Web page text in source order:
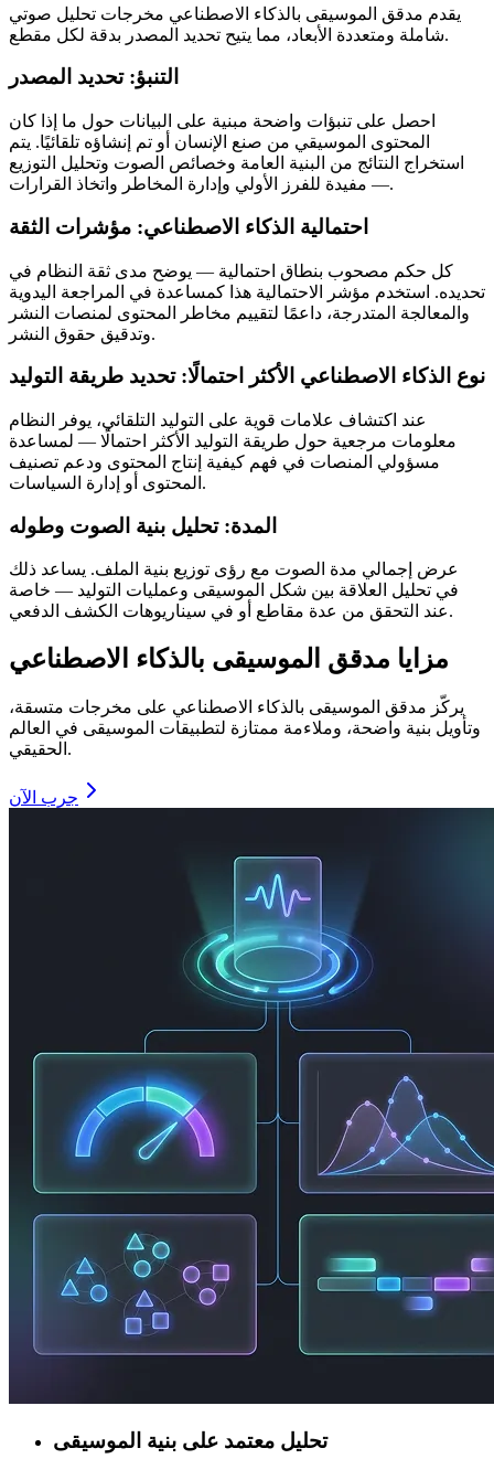
يقدم مدقق الموسيقى بالذكاء الاصطناعي مخرجات تحليل صوتي
شاملة ومتعددة الأبعاد، مما يتيح تحديد المصدر بدقة لكل مقطع.
التنبؤ: تحديد المصدر
احصل على تنبؤات واضحة مبنية على البيانات حول ما إذا كان
المحتوى الموسيقي من صنع الإنسان أو تم إنشاؤه تلقائيًا. يتم
استخراج النتائج من البنية العامة وخصائص الصوت وتحليل التوزيع
— مفيدة للفرز الأولي وإدارة المخاطر واتخاذ القرارات.
احتمالية الذكاء الاصطناعي: مؤشرات الثقة
كل حكم مصحوب بنطاق احتمالية — يوضح مدى ثقة النظام في
تحديده. استخدم مؤشر الاحتمالية هذا كمساعدة في المراجعة اليدوية
والمعالجة المتدرجة، داعمًا لتقييم مخاطر المحتوى لمنصات النشر
وتدقيق حقوق النشر.
نوع الذكاء الاصطناعي الأكثر احتمالًا: تحديد طريقة التوليد
عند اكتشاف علامات قوية على التوليد التلقائي، يوفر النظام
معلومات مرجعية حول طريقة التوليد الأكثر احتمالًا — لمساعدة
مسؤولي المنصات في فهم كيفية إنتاج المحتوى ودعم تصنيف
المحتوى أو إدارة السياسات.
المدة: تحليل بنية الصوت وطوله
عرض إجمالي مدة الصوت مع رؤى توزيع بنية الملف. يساعد ذلك
في تحليل العلاقة بين شكل الموسيقى وعمليات التوليد — خاصة
عند التحقق من عدة مقاطع أو في سيناريوهات الكشف الدفعي.
مزايا مدقق الموسيقى بالذكاء الاصطناعي
يركّز مدقق الموسيقى بالذكاء الاصطناعي على مخرجات متسقة،
وتأويل بنية واضحة، وملاءمة ممتازة لتطبيقات الموسيقى في العالم
الحقيقي.
جرب الآن
تحليل معتمد على بنية الموسيقى